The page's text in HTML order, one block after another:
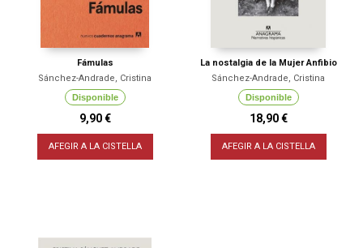
Fámulas
Sánchez-Andrade, Cristina
Disponible
9,90 €
AFEGIR A LA CISTELLA
La nostalgia de la Mujer Anfibio
Sánchez-Andrade, Cristina
Disponible
18,90 €
AFEGIR A LA CISTELLA